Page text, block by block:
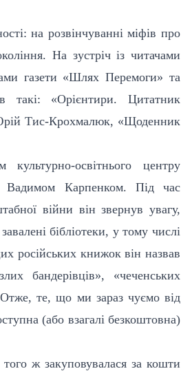
на розвінчуванні міфів про
На зустріч із читачами
газети «Шлях Перемоги» та
«Орієнтири. Цитатник
Тис-Крохмалюк, «Щоденник
освітнього центру
Вадимом Карпенком. Під час
війни він звернув увагу,
бібліотеки, у тому числі
російських книжок він назвав
бандерівців», «чеченських
те, що ми зараз чуємо від
(або взагалі безкоштовна)
ж закуповувалася за кошти